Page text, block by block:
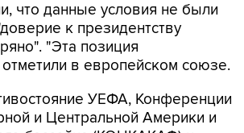
что данные условия не были
к президентству
"Эта позиция
отметили в европейском союзе.
УЕФА, Конференции
и Центральной Америки и